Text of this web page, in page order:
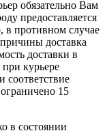
обязательно Вам
предоставляется
в противном случае
доставка
доставки в
курьере
соответствие
15
в состоянии